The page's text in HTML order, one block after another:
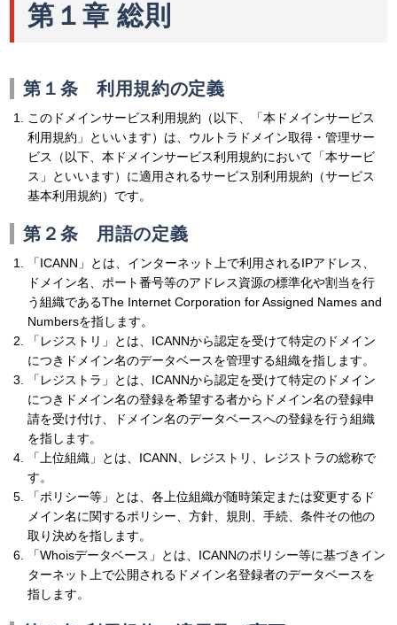
第１章 総則
第１条 利用規約の定義
このドメインサービス利用規約（以下、「本ドメインサービス
利用規約」といいます）は、ウルトラドメイン取得・管理サー
ビス（以下、本ドメインサービス利用規約において「本サービ
ス」といいます）に適用されるサービス別利用規約（サービス
基本利用規約）です。
第２条 用語の定義
「ICANN」とは、インターネット上で利用されるIPアドレス、
ドメイン名、ポート番号等のアドレス資源の標準化や割当を行
う組織であるThe Internet Corporation for Assigned Names and
Numbersを指します。
「レジストリ」とは、ICANNから認定を受けて特定のドメイン
につきドメイン名のデータベースを管理する組織を指します。
「レジストラ」とは、ICANNから認定を受けて特定のドメイン
につきドメイン名の登録を希望する者からドメイン名の登録申
請を受け付け、ドメイン名のデータベースへの登録を行う組織
を指します。
「上位組織」とは、ICANN、レジストリ、レジストラの総称で
す。
「ポリシー等」とは、各上位組織が随時策定または変更するド
メイン名に関するポリシー、方針、規則、手続、条件その他の
取り決めを指します。
「Whoisデータベース」とは、ICANNのポリシー等に基づきイン
ターネット上で公開されるドメイン名登録者のデータベースを
指します。